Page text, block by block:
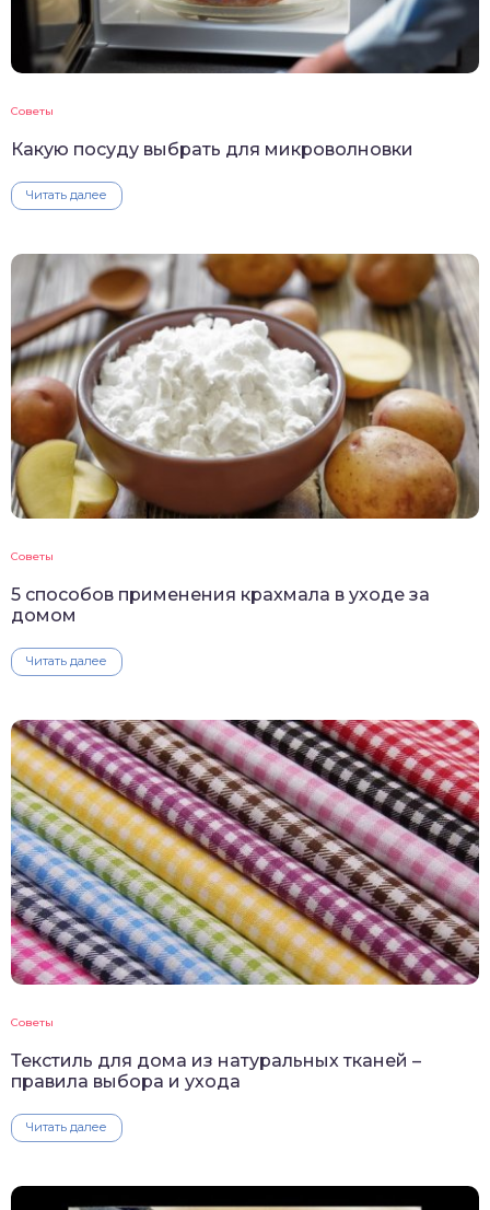
Советы
Какую посуду выбрать для микроволновки
Читать далее
Советы
5 способов применения крахмала в уходе за
домом
Читать далее
Советы
Текстиль для дома из натуральных тканей –
правила выбора и ухода
Читать далее